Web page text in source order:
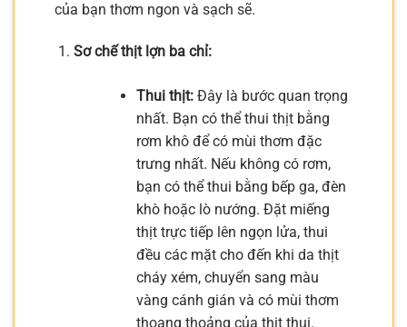
của bạn thơm ngon và sạch sẽ.
Sơ chế thịt lợn ba chỉ:
Thui thịt:Đây là bước quan trọng
nhất. Bạn có thể thui thịt bằng
rơm khô để có mùi thơm đặc
trưng nhất. Nếu không có rơm,
bạn có thể thui bằng bếp ga, đèn
khò hoặc lò nướng. Đặt miếng
thịt trực tiếp lên ngọn lửa, thui
đều các mặt cho đến khi da thịt
cháy xém, chuyển sang màu
vàng cánh gián và có mùi thơm
thoang thoảng của thịt thui.